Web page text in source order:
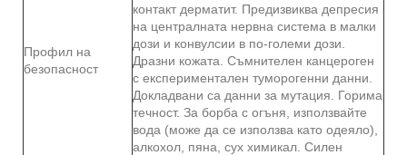
Профил на
безопасност
контакт дерматит. Предизвиква депресия
на централната нервна система в малки
дози и конвулсии в по-големи дози.
Дразни кожата. Съмнителен канцероген
с експериментален туморогенни данни.
Докладвани са данни за мутация. Горима
течност. За борба с огъня, използвайте
вода (може да се използва като одеяло),
алкохол, пяна, сух химикал. Силен